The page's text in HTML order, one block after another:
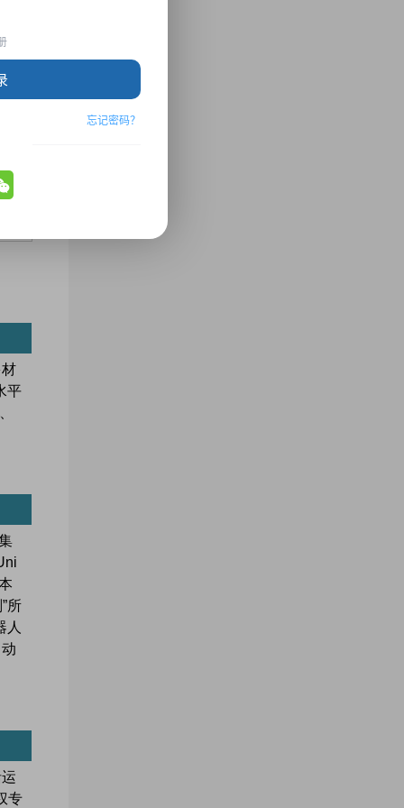
忘记密码？
平
所
人
专